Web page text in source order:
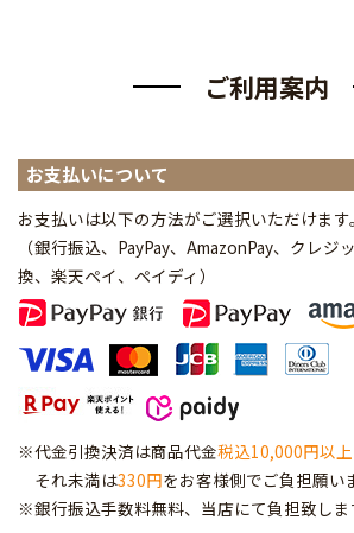
ご利用案内
お支払いについて
お支払いは以下の方法がご選択いただけます。
（銀行振込、PayPay、AmazonPay、クレジ
換、楽天ペイ、ペイディ ）
※代金引換決済は商品代金税込10,000円以
それ未満は330円をお客様側でご負担願い
※銀行振込手数料無料、当店にて負担致しま